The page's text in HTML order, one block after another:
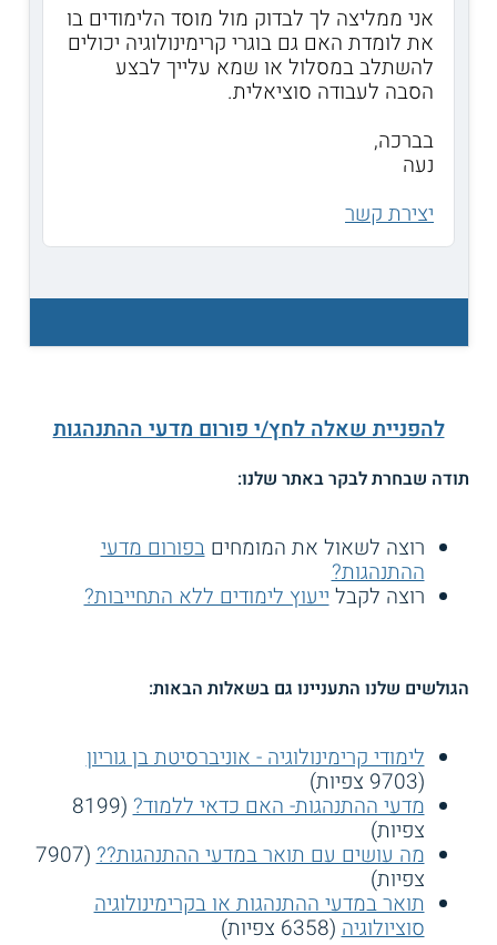
אני ממליצה לך לבדוק מול מוסד הלימודים בו
את לומדת האם גם בוגרי קרימינולוגיה יכולים
להשתלב במסלול או שמא עלייך לבצע
הסבה לעבודה סוציאלית.
בברכה,
נעה
יצירת קשר
להפניית שאלה לחץ/י פורום מדעי ההתנהגות
תודה שבחרת לבקר באתר שלנו:
רוצה לשאול את המומחיםבפורום מדעי
ההתנהגות?
רוצה לקבלייעוץ לימודים ללא התחייבות?
הגולשים שלנו התעניינו גם בשאלות הבאות:
לימודי קרימינולוגיה - אוניברסיטת בן גוריון
(9703 צפיות)
מדעי ההתנהגות- האם כדאי ללמוד? (8199
צפיות)
מה עושים עם תואר במדעי ההתנהגות?? (7907
צפיות)
תואר במדעי ההתנהגות או בקרימינולוגיה
סוציולוגיה(6358 צפיות)